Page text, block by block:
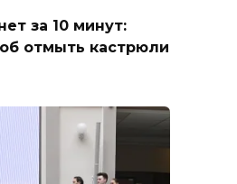
за 10 минут:
отмыть кастрюли